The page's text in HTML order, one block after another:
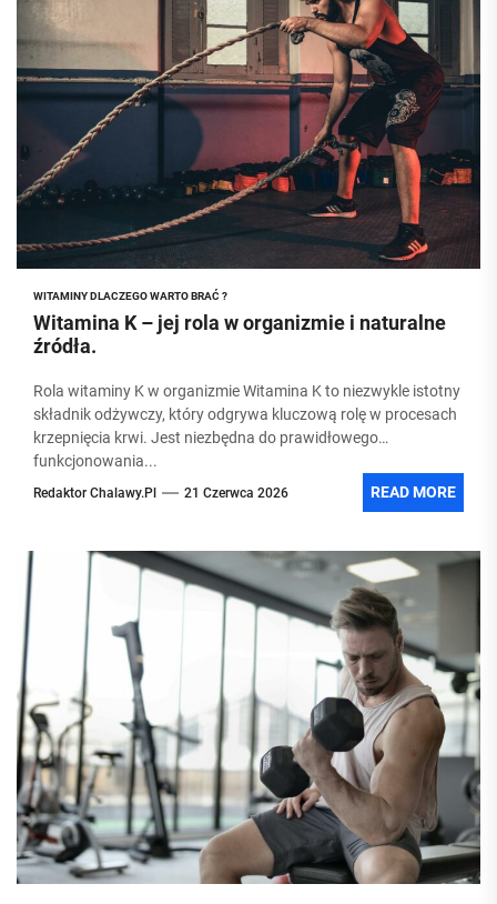
WITAMINY DLACZEGO WARTO BRAĆ ?
Witamina K – jej rola w organizmie i naturalne
źródła.
Rola witaminy K w organizmie Witamina K to niezwykle istotny
składnik odżywczy, który odgrywa kluczową rolę w procesach
krzepnięcia krwi. Jest niezbędna do prawidłowego
funkcjonowania...
Redaktor Chalawy.pl 21 Czerwca 2026 READ MORE